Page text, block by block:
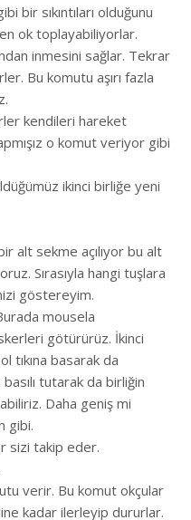
bir sıkıntıları olduğunu
ok toplayabiliyorlar.
inmesini sağlar. Tekrar
Bu komutu aşırı fazla
kendileri hareket
o komut veriyor gibi
ikinci birliğe yeni
alt sekme açılıyor bu alt
Sırasıyla hangi tuşlara
göstereyim.
mousela
götürürüz. İkinci
tıkına basarak da
tutarak da birliğin
Daha geniş mi
gibi.
sizi takip eder.
verir. Bu komut okçular
kadar ilerleyip dururlar.